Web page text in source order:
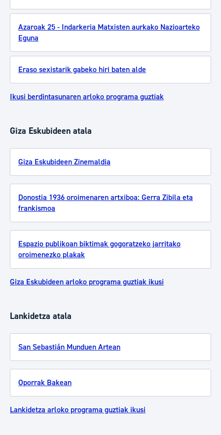
Azaroak 25 - Indarkeria Matxisten aurkako Nazioarteko
Eguna
Eraso sexistarik gabeko hiri baten alde
Ikusi berdintasunaren arloko programa guztiak
Giza Eskubideen atala
Giza Eskubideen Zinemaldia
Donostia 1936 oroimenaren artxiboa: Gerra Zibila eta
frankismoa
Espazio publikoan biktimak gogoratzeko jarritako
oroimenezko plakak
Giza Eskubideen arloko programa guztiak ikusi
Lankidetza atala
San Sebastián Munduen Artean
Oporrak Bakean
Lankidetza arloko programa guztiak ikusi